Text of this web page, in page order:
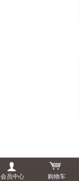
会员中心 购物车